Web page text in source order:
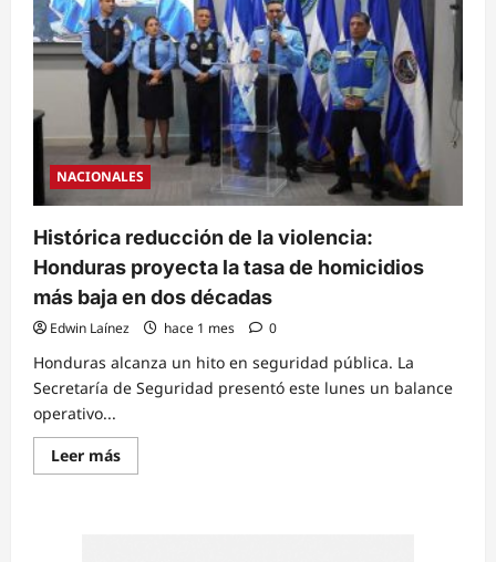
NACIONALES
Histórica reducción de la violencia:
Honduras proyecta la tasa de homicidios
más baja en dos décadas
Edwin Laínez hace 1 mes 0
Honduras alcanza un hito en seguridad pública. La
Secretaría de Seguridad presentó este lunes un balance
operativo...
Leer másRead
more